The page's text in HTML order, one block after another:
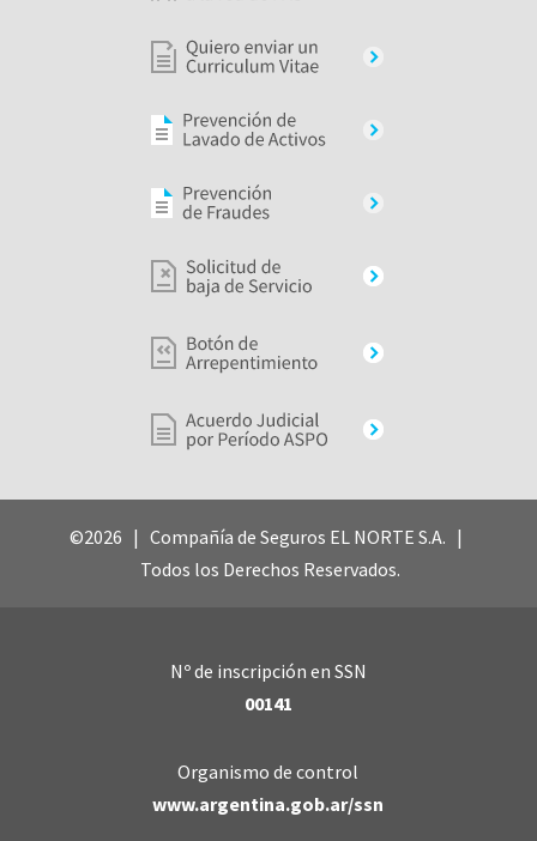
©2026 | Compañía de Seguros EL NORTE S.A. |
Todos los Derechos Reservados.
Nº de inscripción en SSN
00141
Organismo de control
www.argentina.gob.ar/ssn